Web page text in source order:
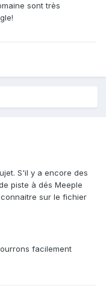
sont très
S'il y a encore des
piste à dés Meeple
sur le fichier
facilement